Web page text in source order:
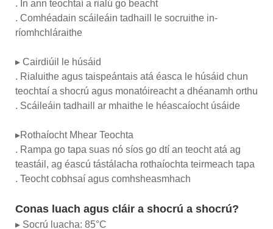
. In ann teochtaí a rialú go beacht
. Comhéadain scáileáin tadhaill le socruithe in-
ríomhchláraithe
▸ Cairdiúil le húsáid
. Rialuithe agus taispeántais atá éasca le húsáid chun
teochtaí a shocrú agus monatóireacht a dhéanamh orthu
. Scáileáin tadhaill ar mhaithe le héascaíocht úsáide
▸Rothaíocht Mhear Teochta
. Rampa go tapa suas nó síos go dtí an teocht atá ag
teastáil, ag éascú tástálacha rothaíochta teirmeach tapa
. Teocht cobhsaí agus comhsheasmhach
Conas luach agus cláir a shocrú a shocrú?
▸ Socrú luacha: 85°C